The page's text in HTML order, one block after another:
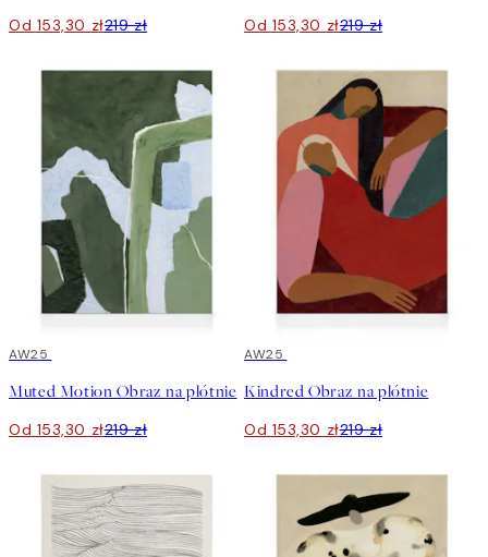
Od 153,30 zł219 zł Od 153,30 zł219 zł
30%*
AW25
Muted Motion Obraz na płótnie
Od 153,30 zł219 zł
30%*
AW25
Kindred Obraz na płótnie
Od 153,30 zł219 zł